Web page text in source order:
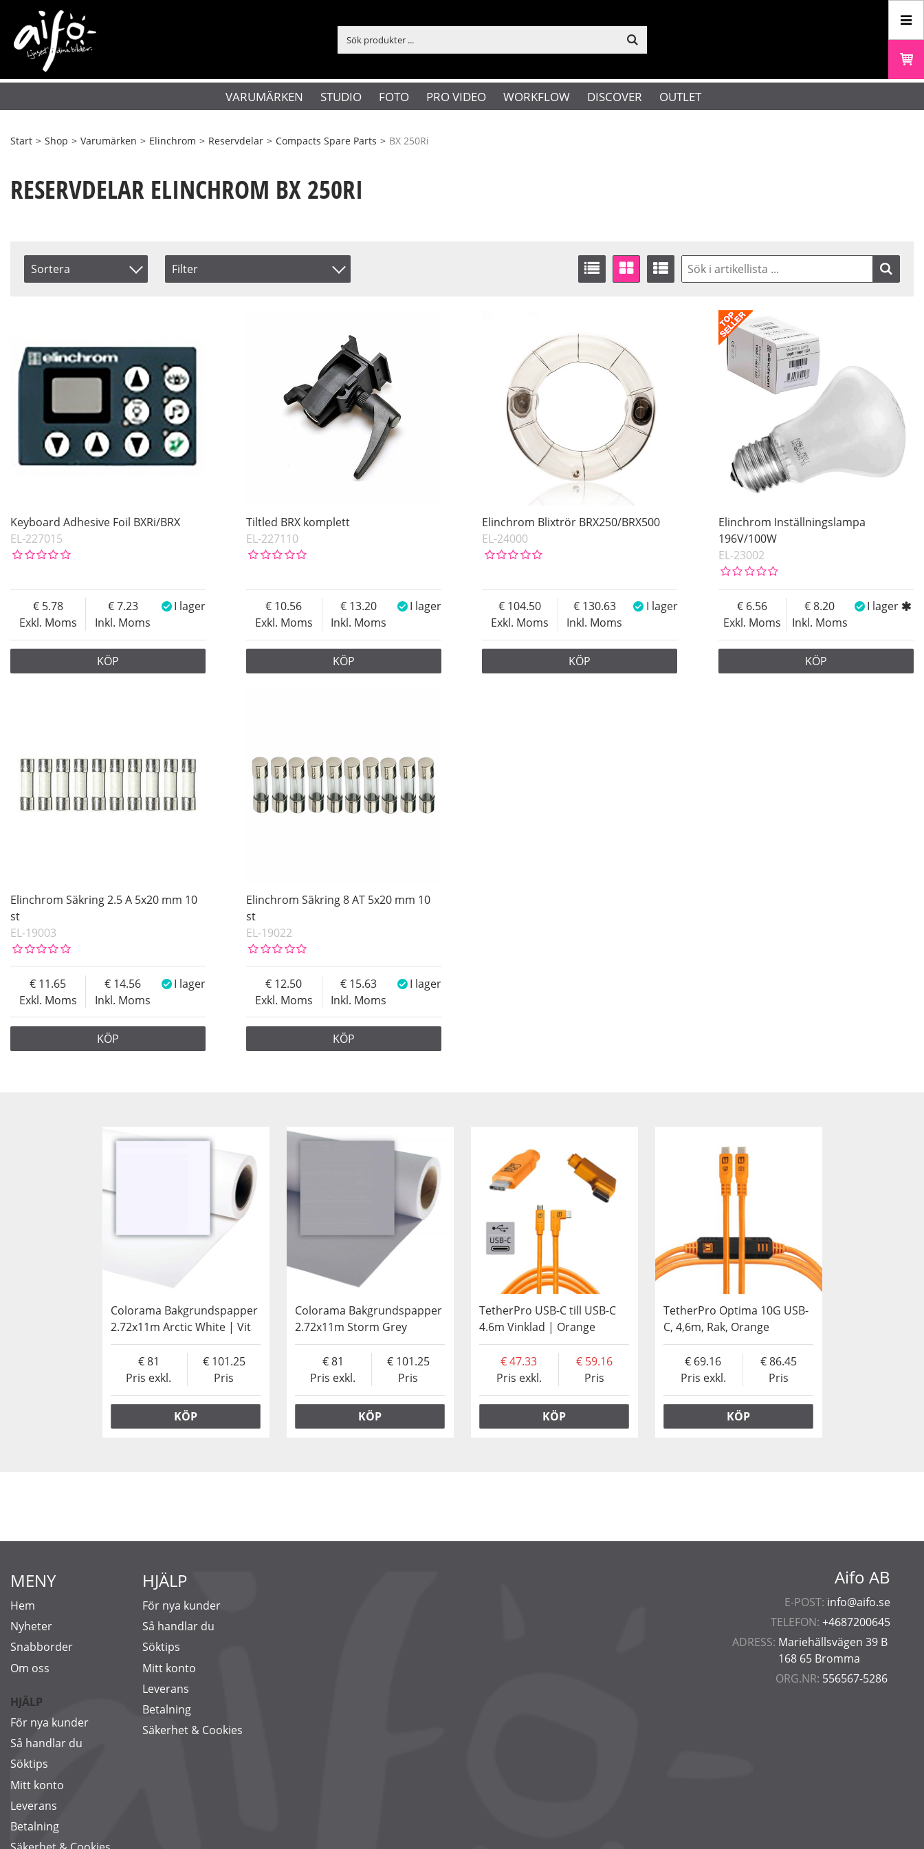
VARUMÄRKEN STUDIO FOTO PRO VIDEO WORKFLOW DISCOVER OUTLET
Start > Shop > Varumärken > Elinchrom > Reservdelar > Compacts Spare Parts > BX 250Ri
RESERVDELAR ELINCHROM BX 250RI
Sortera
Inkl. Moms
Filter
Keyboard Adhesive Foil BXRi/BRX
EL-227015
Exkl. Moms
5.78
Inkl. Moms
7.23 I lager
KÖP
Tiltled BRX komplett
EL-227110
Exkl. Moms
10.56
Inkl. Moms
13.20 I lager
KÖP
Elinchrom Blixtrör BRX250/BRX500
EL-24000
Exkl. Moms
104.50
Inkl. Moms
130.63 I lager
KÖP
Elinchrom Inställningslampa
196V/100W
EL-23002
Exkl. Moms
6.56
Inkl. Moms
8.20 I lager
KÖP
Elinchrom Säkring 2.5 A 5x20 mm 10
st
EL-19003
Exkl. Moms
11.65
Inkl. Moms
14.56 I lager
KÖP
Elinchrom Säkring 8 AT 5x20 mm 10
st
EL-19022
Exkl. Moms
12.50
Inkl. Moms
15.63 I lager
KÖP
Colorama Bakgrundspapper
2.72x11m Arctic White | Vit
Pris exkl.
81
Pris
101.25
KÖP
Colorama Bakgrundspapper
2.72x11m Storm Grey
Pris exkl.
81
Pris
101.25
KÖP
TetherPro USB-C till USB-C
4.6m Vinklad | Orange
Pris exkl.
47.33
Pris
59.16
KÖP
TetherPro Optima 10G USB-
C, 4,6m, Rak, Orange
Pris exkl.
69.16
Pris
86.45
KÖP
Aifo AB
E-POST: info@aifo.se
TELEFON: +4687200645
ADRESS: Mariehällsvägen 39 B
168 65 Bromma
ORG.NR: 556567-5286
MENY
Hem
Nyheter
Snabborder
Om oss
HJÄLP
För nya kunder
Så handlar du
Söktips
Mitt konto
Leverans
Betalning
HJÄLP
För nya kunder
Så handlar du
Söktips
Mitt konto
Leverans
Betalning
Säkerhet & Cookies